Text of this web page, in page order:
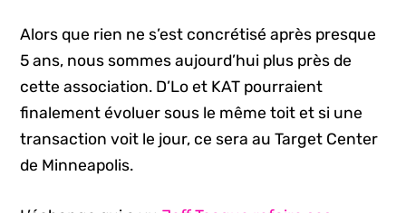
Alors que rien ne s’est concrétisé après presque
5 ans, nous sommes aujourd’hui plus près de
cette association. D’Lo et KAT pourraient
finalement évoluer sous le même toit et si une
transaction voit le jour, ce sera au Target Center
de Minneapolis.